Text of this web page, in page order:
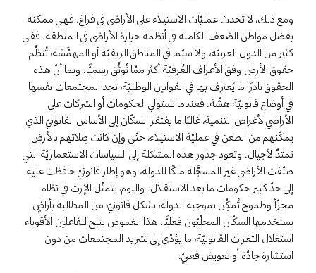
ومع ذلك، لا تحدث عمليّات الاستيلاء على الأراضي في فراغ. فهي ممكنة
بفضل مواطن الضعف الكامنة في أنظمة حيازة الأراضي في المنطقة. ففي
كثير من الدول العربيّة، ولا سيّما في المناطق الريفيّة أو المهمَّشة، تُنظَّم
حقوق الأرض وفق الأعراف العُرفيّة أكثر ممّا تُوثَّق رسميًّا. وبما أنّ هذه
الحقوق نادرًا ما يُعترَف بها في القوانين الوطنيّة، تجد المجتمعات نفسها
في أوضاع قانونيّة هشّة. فعندما تستولي الحكومات أو الشركات على
الأراضي لأغراض التنمية، غالبًا ما يفتقر السكّان إلى الأساس القانونيّ الذي
يمكّنهم من الطعن في عمليّة الاستيلاء، حتّى وإن كانت صِلاتهم بالأرض
تمتدّ لأجيال. وتعود جذور هذه المشكلة إلى السياسات الاستعماريّة التي
صنّفت الأراضي غير المسجَّلة ملكًا للدولة، وهو إطار قانونيّ حافظت عليه
إلى حدّ كبير حكومات ما بعد الاستقلال. واليوم، يتمثّل الإرث في نظام
مجزّأ وطموح تُمكِّن بموجبه الدولة، بشكل قانونيّ، من المطالبة بأراضٍ
يستخدمها السكّان المحلّيّون فعليًّا. هذا الغموض يتيح للفاعلين الأقوياء
استغلال الثغرات القانونيّة، ما يؤدّي إلى تشريد المجتمعات من دون
استشارة جادّة أو تعويض فعليّ.